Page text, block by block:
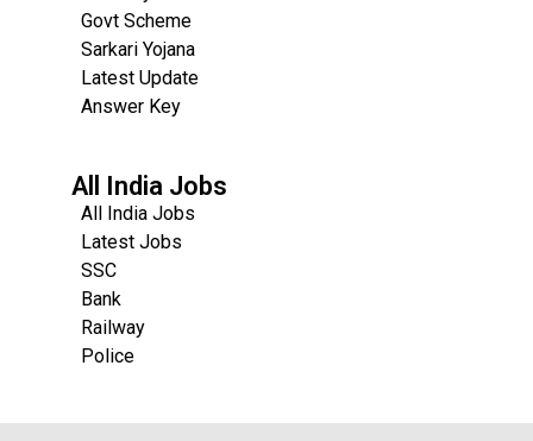
Govt Scheme
Sarkari Yojana
Latest Update
Answer Key
All India Jobs
All India Jobs
Latest Jobs
SSC
Bank
Railway
Police